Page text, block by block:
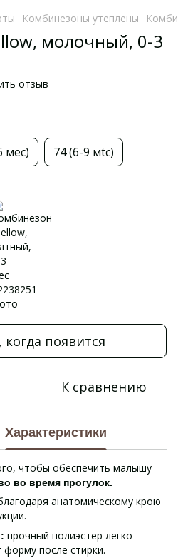
Комбинезоны утеплены
молочный, 0-3
отзыв
мес) 74 (6-9 мtс)
появится
К сравнению
Характеристики
чтобы обеспечить малышу
во время прогулок.
анатомическому крою
прочный полиэстер легко
после стирки.